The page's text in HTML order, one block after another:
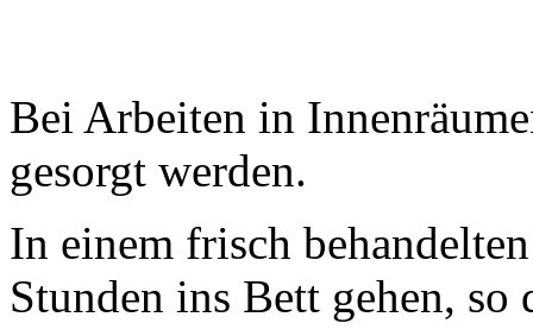
Bei Arbeiten in
gesorgt werden.
In einem frisch
Stunden ins Bett gehen,